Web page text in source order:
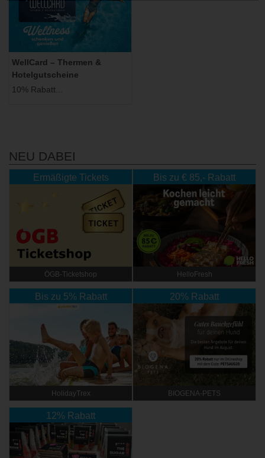
WellCard – Thermen &
Hotelgutscheine
10% Rabatt...
NEU DABEI
Ermäßigte Tickets
ÖGB-Ticketshop
Bis zu € 85,- Rabatt
HelloFresh
Bis zu 5% Rabatt
HolidayTrex
20% Rabatt
BIOGENA-PETS
12% Rabatt